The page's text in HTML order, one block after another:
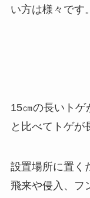
い方は様々です。
15㎝の長いトゲ
と比べてトゲが
設置場所に置く
飛来や侵入、フ